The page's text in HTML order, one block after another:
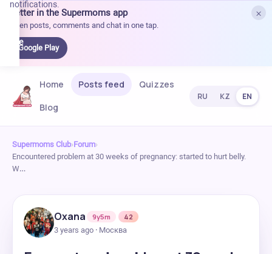
×
Better in the Supermoms app
Open posts, comments and chat in one tap.
Google Play
notifications.
Home Posts feed
Quizzes
Blog
RU KZ EN
Supermoms Club›Forum›
Encountered problem at 30 weeks of pregnancy: started to hurt belly.
W…
Oxana 9y5m
42
3 years ago · Москва